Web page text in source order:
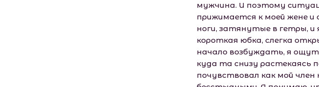
мужчина. И поэтому
прижимается к моей жене и
ноги, затянутые в гетры, и
короткая юбка, слегка
начало возбуждать, я
куда та снизу растекаясь
почувствовал как мой